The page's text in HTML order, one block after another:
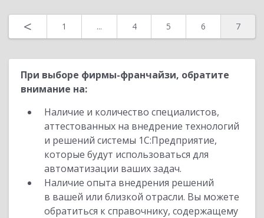
< 1 ... 4 5 6 7
При выборе фирмы-франчайзи, обратите
внимание на:
Наличие и количество специалистов,
аттестованных на внедрение технологий
и решений системы 1С:Предприятие,
которые будут использоваться для
автоматизации ваших задач.
Наличие опыта внедрения решений
в вашей или близкой отрасли. Вы можете
обратиться к справочнику, содержащему